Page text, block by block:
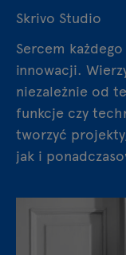
Skrivo Studio
Sercem
innowacji.
niezależnie od
funkcje czy
tworzyć
jak i